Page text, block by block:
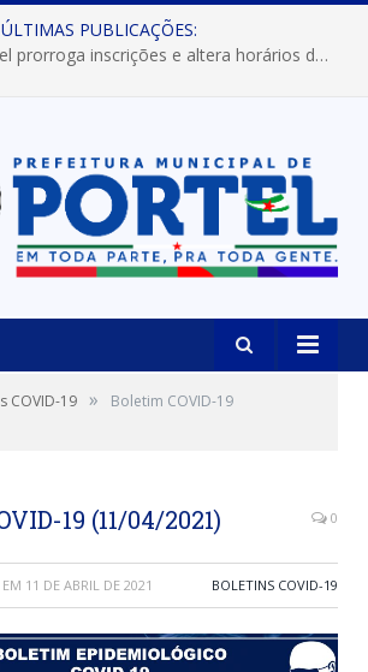
ÚLTIMAS PUBLICAÇÕES:
Prefeitura de Portel prorroga inscrições e altera horários dos concursos “Musa” e “Miss Mix Verão 2026”
COVID-19 »
Boletim COVID-19
19 (11/04/2021) 0
EM 11 DE ABRIL DE 2021 BOLETINS COVID-19